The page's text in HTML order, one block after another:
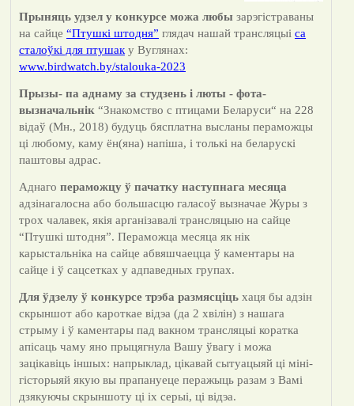
Прыняць удзел у конкурсе можа любызарэгістраваны
на сайце “Птушкі штодня” глядач нашай трансляцыі са
сталоўкі для птушаку Вуглянах:
www.birdwatch.by/stalouka-2023
Прызы- па аднаму за студзень і люты - фота-
вызначальнік “Знакомство с птицами Беларуси“ на 228
відаў (Мн., 2018) будуць бясплатна высланы пераможцы
ці любому, каму ён(яна)напіша, і толькі на беларускі
паштовы адрас.
Аднаго пераможцу ў пачатку наступнага месяца
адзінагалосна або большасцю галасоў вызначае Журы з
трох чалавек, якія арганізавалі трансляцыю на сайце
“Птушкі штодня”. Пераможца месяца як нік
карыстальніка на сайце абвяшчаецца ў каментары на
сайце і ў сацсетках у адпаведных групах.
Для ўдзелу ў конкурсе трэба размясціцьхаця бы адзін
скрыншот або кароткае відэа (да 2 хвілін) з нашага
стрыму і ў каментары пад вакном трансляцыі коратка
апісаць чаму яно прыцягнула Вашу ўвагу і можа
зацікавіць іншых: напрыклад, цікавай сытуацыяй ці міні-
гісторыяй якую вы прапануеце перажыць разам з Вамі
дзякуючы скрыншоту ці іх серыі, ці відэа.